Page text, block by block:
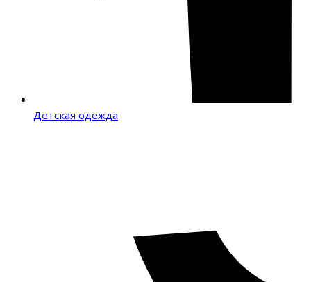
Детская одежда